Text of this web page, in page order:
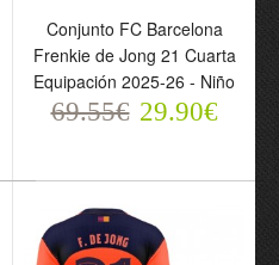
Camiseta de fútbol
Países Bajos Frenkie de
Jong 21 Primera
69.55€
Conjunto FC Barcelona
Frenkie de Jong 21 Cuarta
Equipación 2025-26 - Niño
69.55€ 29.90€